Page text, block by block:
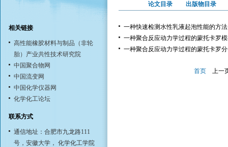
相关链接
高性能橡胶材料与制品（非轮
胎）产业共性技术研究院
中国聚合物网
中国流变网
中国化学仪器网
化学化工论坛
联系方式
通信地址：合肥市九龙路111
号，安徽大学， 化学化工学院
论文目录 出版物目录
一种快速检测水性乳液起泡性能的方法
一种聚合反应动力学过程的蒙托卡罗
一种聚合反应动力学过程的蒙托卡罗
首页 上一